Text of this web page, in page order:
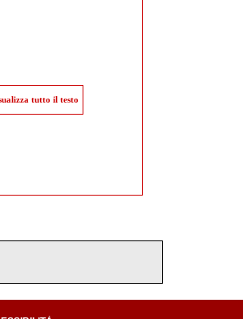
tutto il testo